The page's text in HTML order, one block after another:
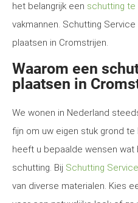
het belangrijk een schutting te
vakmannen. Schutting
plaatsen in Cromstrijen.
Waarom een
plaatsen in
We wonen in Nederland
fijn om uw eigen stuk grond
heeft u bepaalde wensen
schutting. Bij Schutting Service
van diverse materialen. Kies